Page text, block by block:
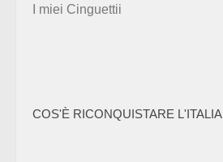
I miei Cinguettii
COS'È RICONQUISTARE L'ITALIA